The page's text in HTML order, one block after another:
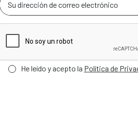
He leído y acepto la Política de